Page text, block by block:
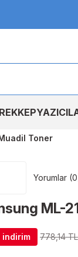
Toner
Yorumlar
ML-
indirim 778,14 TL